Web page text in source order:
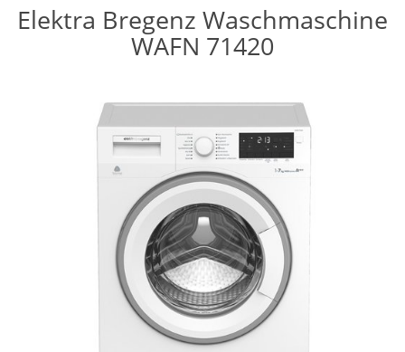
Elektra Bregenz Waschmaschine
WAFN 71420